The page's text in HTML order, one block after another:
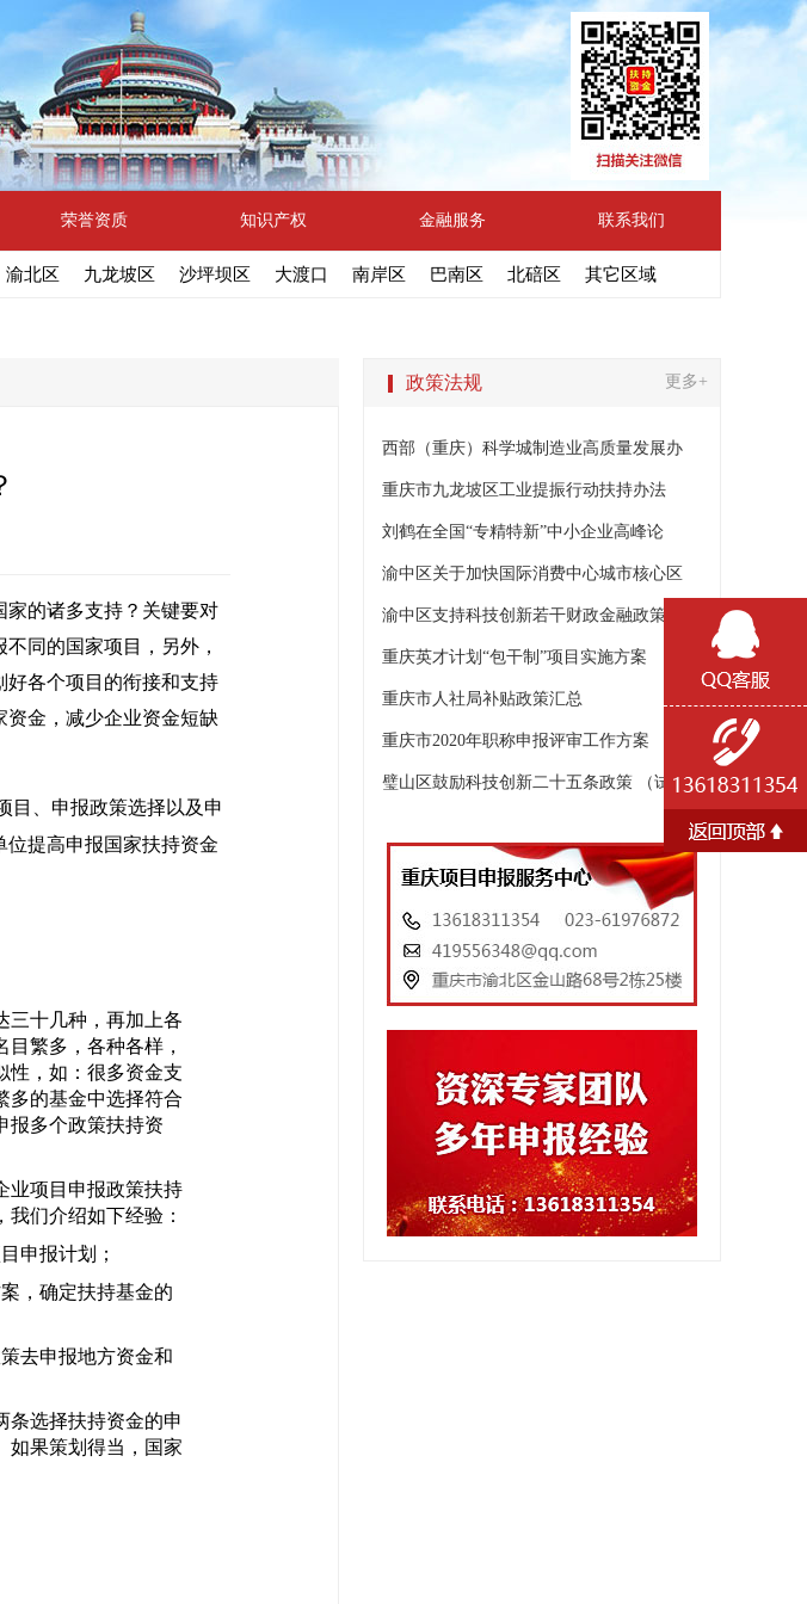
荣誉资质 知识产权 金融服务 联系我们
渝北区 九龙坡区 沙坪坝区 大渡口 南岸区 巴南区 北碚区 其它区域
家的诸多支持？关键要对
同的国家项目，另外，
好各个项目的衔接和支持
资金，减少企业资金短缺
目、申报政策选择以及申
提高申报国家扶持资金
十几种，再加上各
繁多，各种各样，
性，如：很多资金支
多的基金中选择符合
报多个政策扶持资
项目申报政策扶持
们介绍如下经验：
申报计划；
，确定扶持基金的
去申报地方资金和
选择扶持资金的申
如果策划得当，国家
政策法规 更多+
西部（重庆）科学城制造业高质量发展办
重庆市九龙坡区工业提振行动扶持办法
刘鹤在全国“专精特新”中小企业高峰论
渝中区关于加快国际消费中心城市核心区
渝中区支持科技创新若干财政金融政策
重庆英才计划“包干制”项目实施方案
重庆市人社局补贴政策汇总
重庆市2020年职称申报评审工作方案
璧山区鼓励科技创新二十五条政策 （试行